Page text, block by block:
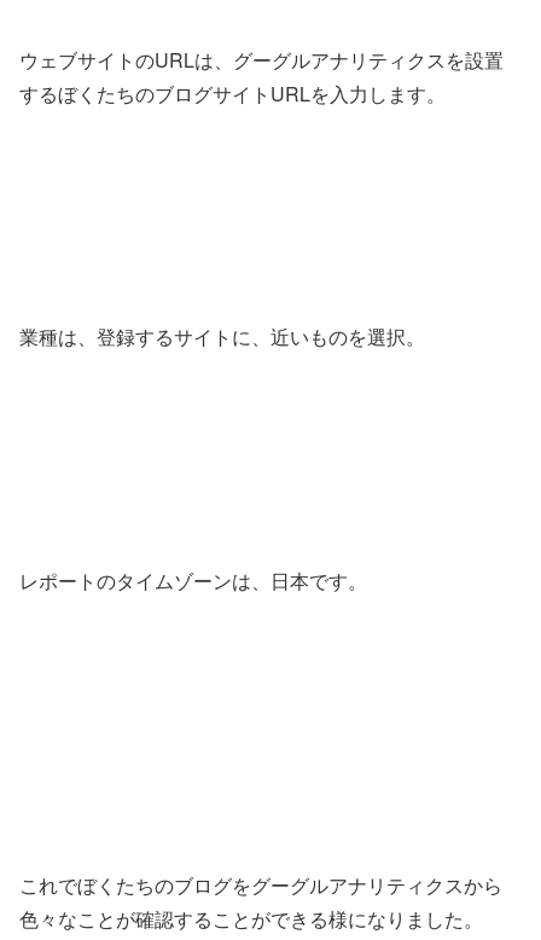
ウェブサイトのURLは、グーグルアナリティクスを設置
するぼくたちのブログサイトURLを入力します。
業種は、登録するサイトに、近いものを選択。
レポートのタイムゾーンは、日本です。
これでぼくたちのブログをグーグルアナリティクスから
色々なことが確認することができる様になりました。